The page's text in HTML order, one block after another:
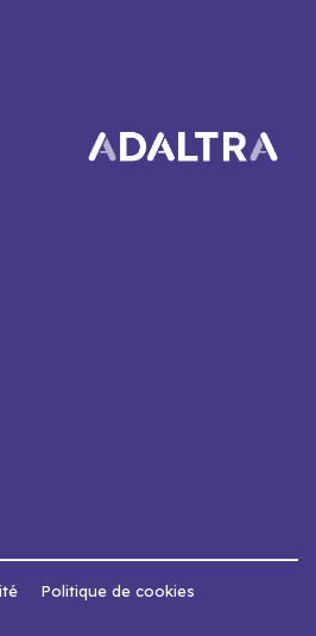
Politique de cookies